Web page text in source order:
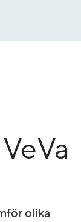
olika